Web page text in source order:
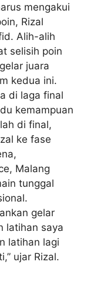
mengakui
Rizal
Alih-alih
selisih poin
juara
kedua ini.
di laga final
kemampuan
di final,
ke fase
Malang
tunggal
gelar
latihan saya
latihan lagi
ujar Rizal.